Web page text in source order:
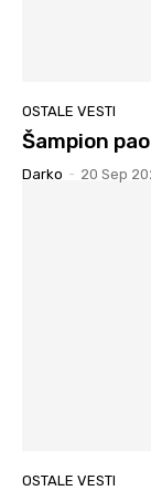
OSTALE VESTI
Šampion
Darko - 20 Sep
OSTALE VESTI